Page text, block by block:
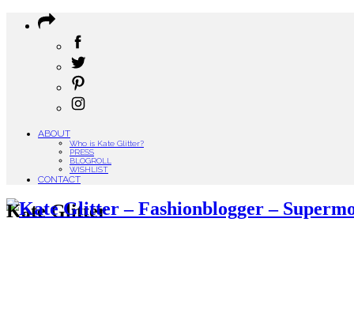
ABOUT
Who is Kate Glitter?
PRESS
BLOGROLL
WISHLIST
CONTACT
Kate Glitter